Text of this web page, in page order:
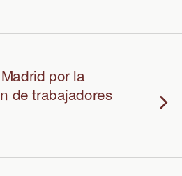
por la
de trabajadores